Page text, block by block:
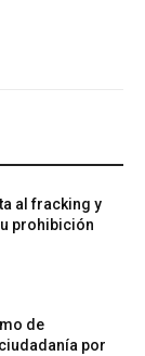
al fracking y
prohibición
de
por